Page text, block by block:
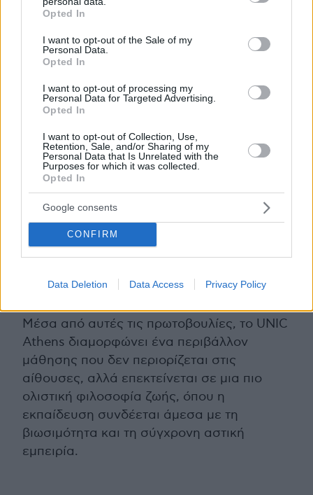
grant or deny consent to Google and its third-party tags to
use your data for below specified purposes in below Google
consent section.
Opted In
I want to opt-out of the Sale of my
Personal Data.
Opted In
I want to opt-out of processing my
Personal Data for Targeted Advertising.
Opted In
I want to opt-out of Collection, Use,
Retention, Sale, and/or Sharing of my
Personal Data that Is Unrelated with the
Purposes for which it was collected.
Opted In
Google consents
CONFIRM
Data Deletion Data Access Privacy Policy
προσωπικό. Η ενεργειακή αποδοτικότητα
λύσεις όπως φωτισμός LED και τεχνολογίες
που συμβάλλουν στη μείωση της
κατανάλωσης ενέργειας.
εμπλουτίζεται με πράσινους χώρους και
σημεία χαλάρωσης, που ενισχύουν τη
βιοποικιλότητα και δημιουργούν ένα πιο
ευχάριστο και υγιές πλαίσιο καθημερινής
ζωής. Παράλληλα, συνεργασίες με
τοπικούς φορείς υποστηρίζουν την
υιοθέτηση «έξυπνων» και πράσινων
ποδήλατα και ηλεκτρικά μέσα μετακίνησης.
Μέσα από αυτές τις πρωτοβουλίες, το UNIC
Athens διαμορφώνει ένα περιβάλλον
μάθησης που δεν περιορίζεται στις
αίθουσες, αλλά επεκτείνεται σε μια πιο
ολιστική φιλοσοφία ζωής, όπου η
εκπαίδευση συνδέεται άμεσα με τη
βιωσιμότητα και τη σύγχρονη αστική
εμπειρία.